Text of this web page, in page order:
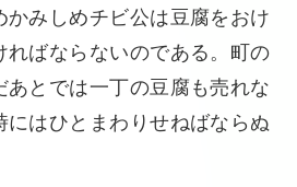
みしめチビ公は豆腐をおけ
ばならないのである。町の
あとでは一丁の豆腐も売れな
はひとまわりせねばならぬ